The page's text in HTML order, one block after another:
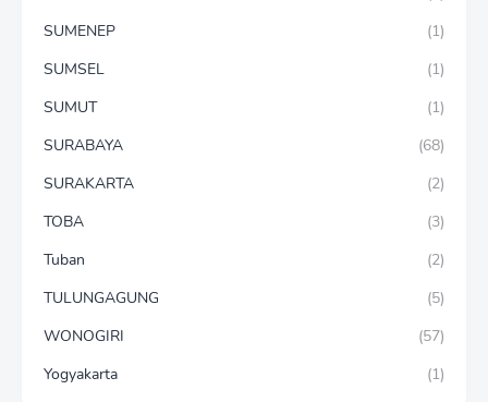
SUMENEP
(1)
SUMSEL
(1)
SUMUT
(1)
SURABAYA
(68)
SURAKARTA
(2)
TOBA
(3)
Tuban
(2)
TULUNGAGUNG
(5)
WONOGIRI
(57)
Yogyakarta
(1)